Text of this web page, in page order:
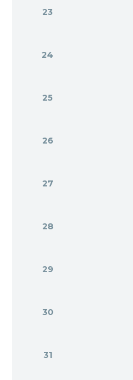
23
24
25
26
27
28
29
30
31